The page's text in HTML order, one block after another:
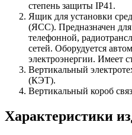
степень защиты IP41.
Ящик для установки
(ЯСС). Предназначен для
телефонной,
сетей. Оборудуется
электроэнергии. Имеет
Вертикальный
(КЭТ).
Вертикальный короб
Характеристики